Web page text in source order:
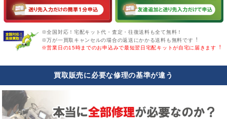
※全国対応！宅配キット代・査定・往復送料も全て無料！
※万が一買取キャンセルの場合の返送にかかる送料も無料です︕
※営業日の15時までのお申込みで最短翌日宅配キットが自宅に届きます︕
買取販売に必要な修理の基準が違う